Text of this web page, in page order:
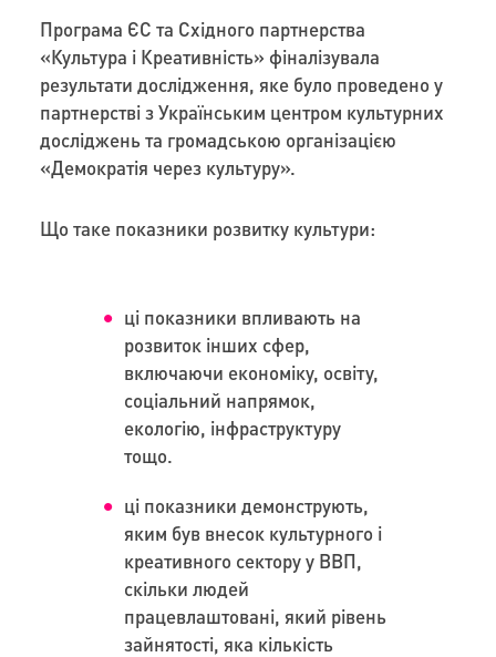
Програма ЄС та Східного партнерства
«Культура і Креативність» фіналізувала
результати дослідження, яке було проведено у
партнерстві з Українським центром культурних
досліджень та громадською організацією
«Демократія через культуру».
Що таке показники розвитку культури:
ці показники впливають на
розвиток інших сфер,
включаючи економіку, освіту,
соціальний напрямок,
екологію, інфраструктуру
тощо.
ці показники демонструють,
яким був внесок культурного і
креативного сектору у ВВП,
скільки людей
працевлаштовані, який рівень
зайнятості, яка кількість